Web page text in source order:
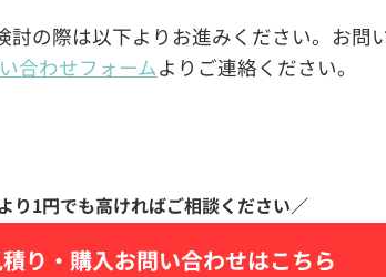
討の際は以下よりお進みください。お問
合わせフォームよりご連絡ください。
り・ 購入お問い合わせはこちら